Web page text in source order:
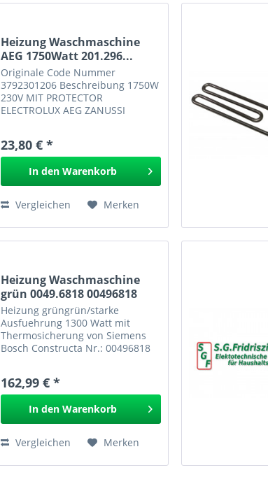
Heizung Waschmaschine
AEG 1750Watt 201.296...
Originale Code Nummer
3792301206 Beschreibung 1750W
230V MIT PROTECTOR
ELECTROLUX AEG ZANUSSI
ZANUSSI-ELECTROLUX JOHN
LEWIS von AEG Electrolux Nr.:
EAN:...
23,80 € *
In den Warenkorb
Vergleichen Merken
Heizung Waschmaschine
grün 0049.6818 00496818
Heizung grüngrün/starke
Ausfuehrung 1300 Watt mit
Thermosicherung von Siemens
Bosch Constructa Nr.: 00496818
162,99 € *
In den Warenkorb
Vergleichen Merken